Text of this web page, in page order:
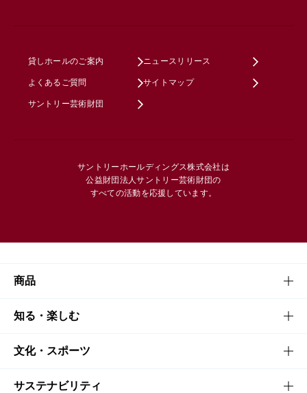
貸しホールのご案内 ニュースリリース
よくあるご質問 サイトマップ
サントリー芸術財団
サントリーホールディングス株式会社は
公益財団法人サントリー芸術財団の
すべての活動を応援しています。
商品
商品TOP
商品一覧
商品発売情報
知る・楽しむ
知る・楽しむTOP
キャンペーン
文化・スポーツ
文化・スポーツTOP
サステナビリティ